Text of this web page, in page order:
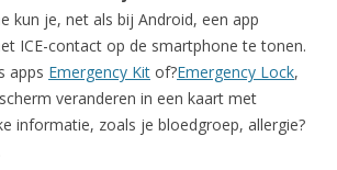
kun je, net als bij Android, een app
ICE-contact op de smartphone te tonen.
apps Emergency Kit of?Emergency Lock,
veranderen in een kaart met
informatie, zoals je bloedgroep, allergie?